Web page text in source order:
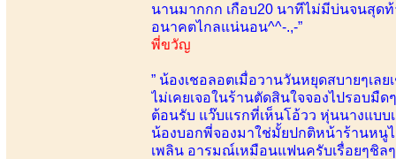
นานมากกก เกือบ20 นาทีไม่มีบ่นจนสุด
อนาคตไกลแน่นอน^^-.,-”
พี่ขวัญ
” น้องเชอลอตเมื่อวานวันหยุดสบายๆเล
ไม่เคยเจอในร้านตัดสินใจจองไปรอบมื
ต้อนรับ แว๊บแรกที่เห็นโอ้วว หุ่นนางแบ
น้องบอกพี่จองมาใช่มั้ยปกติหน้าร้านหนู
เพลิน อารมณ์เหมือนแฟนครับเรื่อยๆชิล